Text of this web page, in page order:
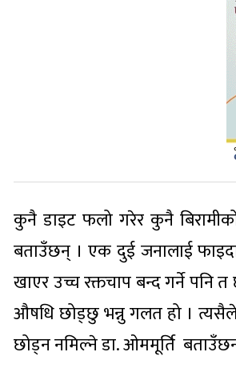
कुनै डाइट फलो गरेर कुनै
बताउँछन् । एक दुई जनालाई
खाएर उच्च रक्तचाप बन्द गर्ने पनि
औषधि छोड्छु भन्नु गलत हो ।
छोड्न नमिल्ने डा. ओममूर्ति